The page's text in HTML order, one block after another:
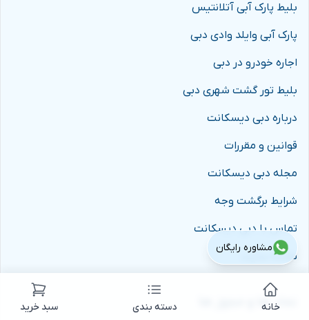
بلیط پارک آبی آتلانتیس
پارک آبی وایلد وادی دبی
اجاره خودرو در دبی
بلیط تور گشت شهری دبی
درباره دبی دیسکانت
قوانین و مقررات
مجله دبی دیسکانت
شرایط برگشت وجه
تماس با دبی دیسکانت
نقشه سایت
نماد ها و مجوز ها
مشاوره رایگان
خانه دسته بندی سبد خرید